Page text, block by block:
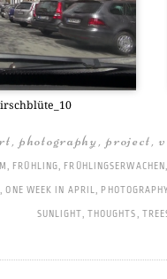
,photography,project,
, FRÜHLING, FRÜHLINGSERWACHEN
,ONE WEEK IN APRIL,
SUNLIGHT , THOUGHTS,